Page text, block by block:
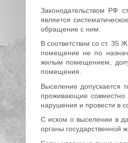
Законодательством РФ
является
обращение с ним.
В соответствии со ст.
помещение не по
жилым помещением,
помещения.
Выселение допускается
проживающие
нарушения и провести в
С иском о выселении в
органы государственной